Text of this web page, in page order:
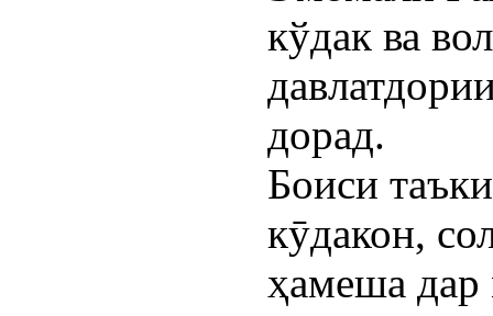
кўдак ва
дорад.
Боиси
кӯдакон,
ҳамеша дар